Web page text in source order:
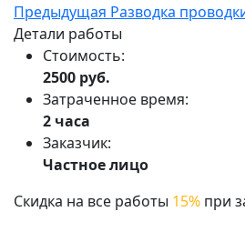
Предыдущая Разводка
Детали работы
Стоимость:
2500 руб.
Затраченное время:
2 часа
Заказчик:
Частное лицо
Скидка на все работы 15% при